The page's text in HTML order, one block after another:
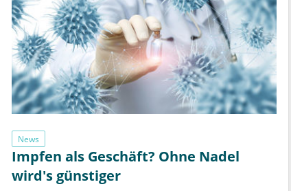
News
Impfen als Geschäft? Ohne Nadel
wird's günstiger